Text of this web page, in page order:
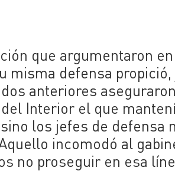
que argumentaron en
misma defensa
anteriores
Interior el que
los jefes de defensa
incomodó al
no proseguir en esa